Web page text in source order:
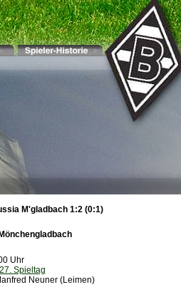
M'gladbach 1:2 (0:1)
Uhr
27. Spieltag
Neuner (Leimen)